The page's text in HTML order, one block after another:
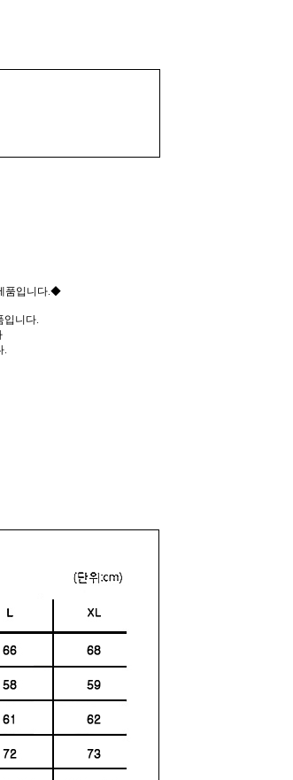
품입니다.◆
입니다.
.